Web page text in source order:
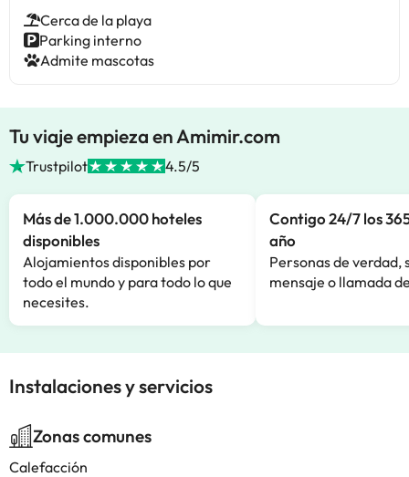
Cerca de la playa
Parking interno
Admite mascotas
Tu viaje empieza en Amimir.com
Trustpilot 4.5/5
Más de 1.000.000 hoteles
disponibles
Alojamientos disponibles por
todo el mundo y para todo lo que
necesites.
Contigo 24/7 los
año
Personas de verdad,
mensaje o llamada
Instalaciones y servicios
Zonas comunes
Calefacción